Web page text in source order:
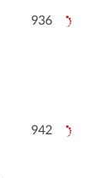
936
942